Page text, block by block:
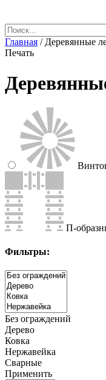
Главная / Деревянные
Печать
П-
Фильтры:
Без ограждений
Дерево
Ковка
Нержавейка
Сварные
Применить